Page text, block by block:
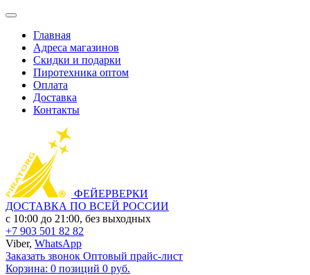
Главная
Адреса магазинов
Скидки и подарки
Пиротехника оптом
Оплата
Доставка
Контакты
ФЕЙЕРВЕРКИ
ДОСТАВКА ПО ВСЕЙ РОССИИ
с 10:00 до 21:00, без выходных
+7 903 501 82 82
Viber, WhatsApp
Заказать звонок Оптовый прайс-лист
Корзина: 0 позиций 0 руб.